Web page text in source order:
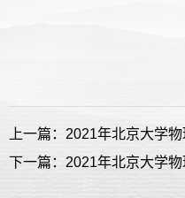
上一篇：2021年北京大学